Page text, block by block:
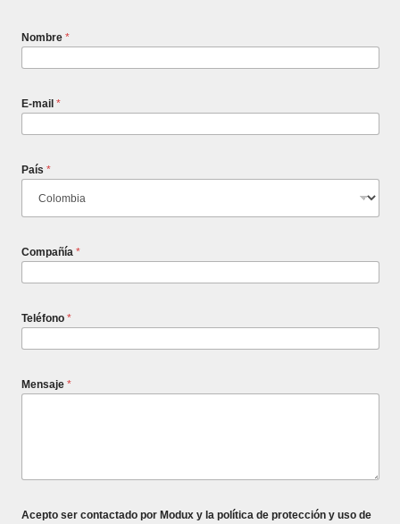
Nombre *
E-mail *
País *
Compañía *
Teléfono *
Mensaje *
Acepto ser contactado por Modux y la política de protección y uso de